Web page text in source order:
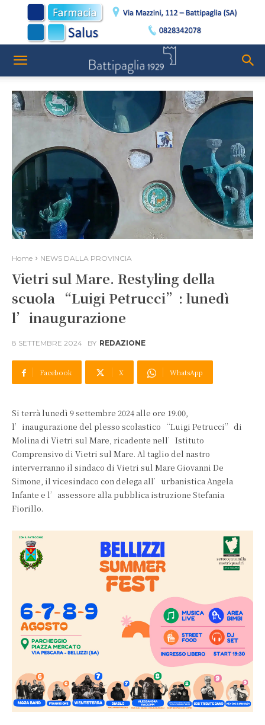
Home NEWS DALLA PROVINCIA
Vietri sul Mare. Restyling della
scuola “Luigi Petrucci”: lunedì
l’inaugurazione
8 SETTEMBRE 2024 BY REDAZIONE
Facebook X WhatsApp
Si terrà lunedì 9 settembre 2024 alle ore 19.00,
l’inaugurazione del plesso scolastico “Luigi Petrucci” di
Molina di Vietri sul Mare, ricadente nell’Istituto
Comprensivo di Vietri sul Mare. Al taglio del nastro
interverranno il sindaco di Vietri sul Mare Giovanni De
Simone, il vicesindaco con delega all’urbanistica Angela
Infante e l’assessore alla pubblica istruzione Stefania
Fiorillo.